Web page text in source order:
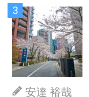
3
安達 裕哉